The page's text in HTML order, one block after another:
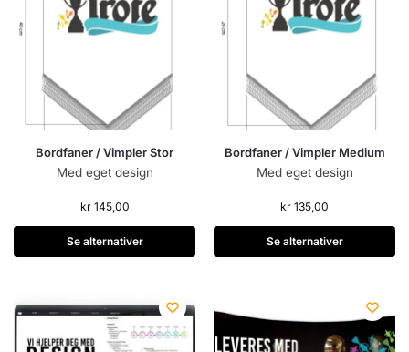
Bordfaner / Vimpler Stor
Med eget design
kr145,00
Se alternativer
Bordfaner / Vimpler Medium
Med eget design
kr 135,00
Se alternativer